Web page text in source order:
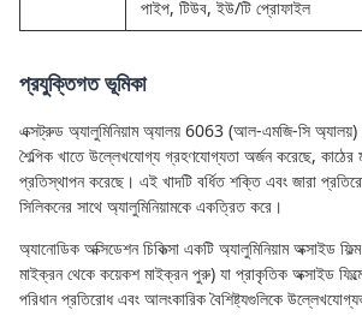
পাইপ, টিউব, ইউ/টি প্রোফাইল
প্রযুক্তিগত ভূমিকা
এক্সট্রুড অ্যালুমিনিয়াম অ্যালয় 6063 (আল-এমজি-সি অ্যালয়)
শৈল্পিক খাতে উল্লেখযোগ্য গ্রহণযোগ্যতা অর্জন করেছে,
প্রতিস্থাপন করেছে। এই খাদটি বর্ধিত শক্তি এবং জারা
সিলিকনের সাথে অ্যালুমিনিয়ামকে একত্রিত করে।
অ্যানোডিক অক্সিডেশন চিকিত্সা একটি অ্যালুমিনিয়াম অক্সাইড
মাইক্রন থেকে কয়েকশ মাইক্রন পুরু) যা প্রাকৃতিক অক্সাইড
পরিধান প্রতিরোধ এবং আলংকারিক বৈশিষ্ট্যগুলিকে